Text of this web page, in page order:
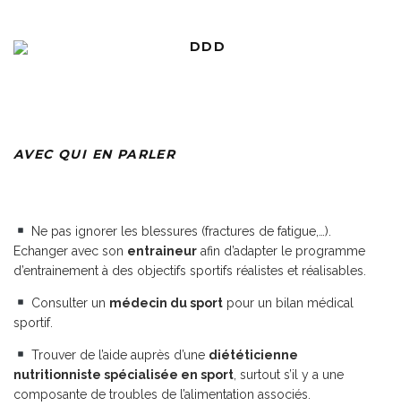
AVEC QUI EN PARLER
Ne pas ignorer les blessures (fractures de fatigue,…).
Echanger avec son entraineur afin d’adapter le programme
d’entrainement à des objectifs sportifs réalistes et réalisables.
Consulter un médecin du sportpour un bilan médical
sportif.
Trouver de l’aide auprès d’une diététicienne
nutritionniste spécialisée en sport , surtout s’il y a une
composante de troubles de l’alimentation associés.